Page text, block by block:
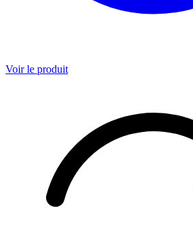
Voir le produit